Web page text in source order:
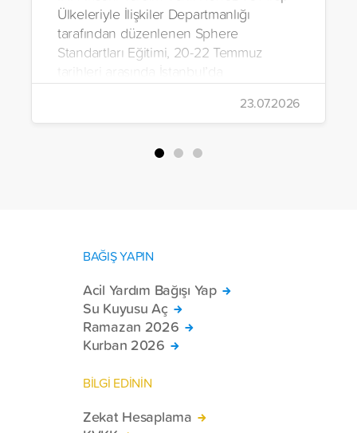
Ülkeleriyle İlişkiler Departmanlığı
tarafından düzenlenen Sphere
Standartları Eğitimi, 20-22 Temmuz
gerçekleştirildi.
23.07.2026
BAĞIŞ YAPIN
Acil Yardım Bağışı Yap
Su Kuyusu Aç
Ramazan 2026
Kurban 2026
BİLGİ EDİNİN
Zekat Hesaplama